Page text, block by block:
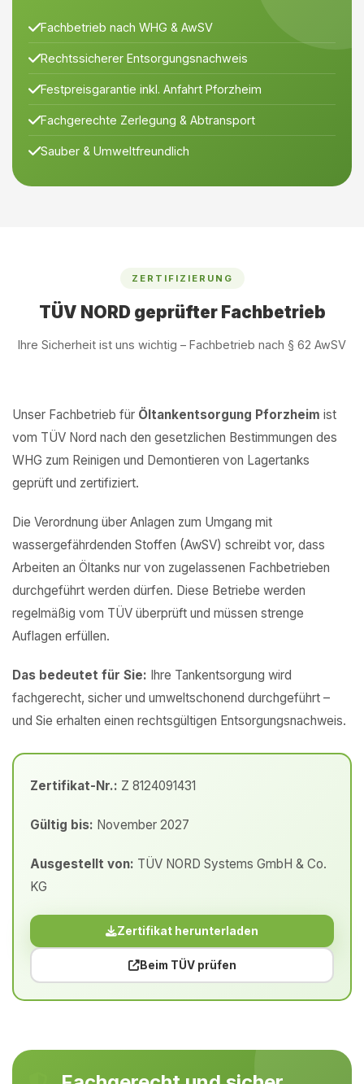
Fachbetrieb nach WHG & AwSV
Rechtssicherer Entsorgungsnachweis
Festpreisgarantie inkl. Anfahrt Pforzheim
Fachgerechte Zerlegung & Abtransport
Sauber & Umweltfreundlich
ZERTIFIZIERUNG
TÜV NORD geprüfter Fachbetrieb
Ihre Sicherheit ist uns wichtig – Fachbetrieb nach § 62 AwSV
Unser Fachbetrieb für Öltankentsorgung Pforzheim ist
vom TÜV Nord nach den gesetzlichen Bestimmungen des
WHG zum Reinigen und Demontieren von Lagertanks
geprüft und zertifiziert.
Die Verordnung über Anlagen zum Umgang mit
wassergefährdenden Stoffen (AwSV) schreibt vor, dass
Arbeiten an Öltanks nur von zugelassenen Fachbetrieben
durchgeführt werden dürfen. Diese Betriebe werden
regelmäßig vom TÜV überprüft und müssen strenge
Auflagen erfüllen.
Das bedeutet für Sie: Ihre Tankentsorgung wird
fachgerecht, sicher und umweltschonend durchgeführt –
und Sie erhalten einen rechtsgültigen Entsorgungsnachweis.
Zertifikat-Nr.: Z 8124091431
Gültig bis: November 2027
Ausgestellt von: TÜV NORD Systems GmbH & Co.
KG
Zertifikat herunterladen
Beim TÜV prüfen